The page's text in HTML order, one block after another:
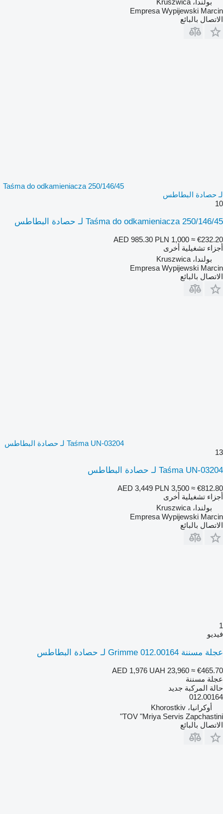
بولندا، Kruszwica
Empresa Wypijewski Marcin
الاتصال بالبائع
Taśma do odkamieniacza 250/146/45
لـ حصادة البطاطس
10
Taśma do odkamieniacza 250/146/45 لـ حصادة البطاطس
AED 985.30 PLN 1,000 ≈ €232.20
أجزاء تشغيلية أخرى
بولندا، Kruszwica
Empresa Wypijewski Marcin
الاتصال بالبائع
Taśma UN-03204 لـ حصادة البطاطس
13
Taśma UN-03204 لـ حصادة البطاطس
AED 3,449 PLN 3,500 ≈ €812.80
أجزاء تشغيلية أخرى
بولندا، Kruszwica
Empresa Wypijewski Marcin
الاتصال بالبائع
1
فيديو
عجلة مسننة Grimme 012.00164 لـ حصادة البطاطس
AED 1,976 UAH 23,960 ≈ €465.70
عجلة مسننة
حالة المركبة جديد
012.00164
أوكرانيا، Khorostkiv
TOV "Mriya Servis Zapchastini"
الاتصال بالبائع